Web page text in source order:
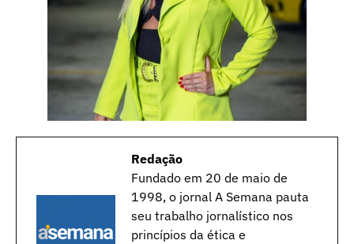
Redação
Fundado em 20 de maio de
1998, o jornal A Semana pauta
seu trabalho jornalístico nos
princípios da ética e